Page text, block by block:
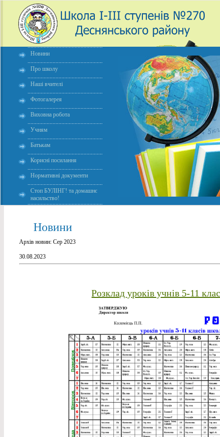
Новини
Про школу
Наші вчителі
Фотогалерея
Виховна робота
Учням
Батькам
Корисні посилання
Нормативні документи
Стоп БУЛІНГ! та домашнє
насильство!
Новини
Архів новин: Сер 2023
30.08.2023
Розклад уроків учнів 5-11